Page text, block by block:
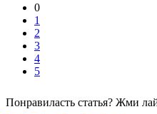
0
1
2
3
4
5
Понравиласть статья? Жми